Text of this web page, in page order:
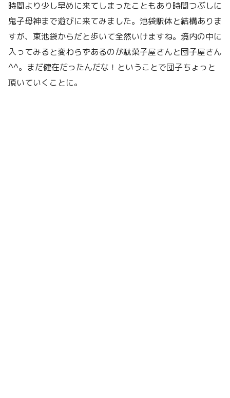
時間より少し早めに来てしまったこともあり時間つぶしに
鬼子母神まで遊びに来てみました。池袋駅体と結構ありま
すが、東池袋からだと歩いて全然いけますね。境内の中に
入ってみると変わらずあるのが駄菓子屋さんと団子屋さん
^^。まだ健在だったんだな！ということで団子ちょっと
頂いていくことに。